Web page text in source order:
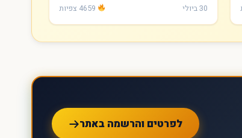
30 ביולי
לפרטים והרשמה באתר